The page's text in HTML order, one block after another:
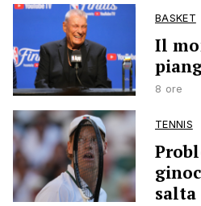
BASKET
Il
8 ore
TENNIS